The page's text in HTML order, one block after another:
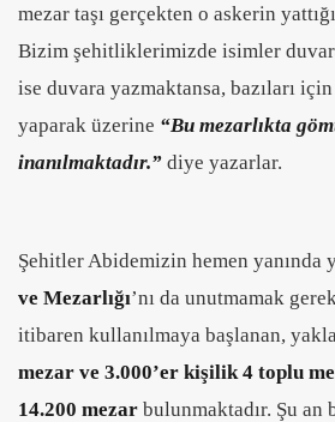
mezar taşı gerçekten o askerin
Bizim şehitliklerimizde isimler
ise duvara yazmaktansa, bazıları
yaparak üzerine “Bu mezarlıkta
inanılmaktadır.” diye yazarlar.
Şehitler Abidemizin hemen yanında
ve Mezarlığı’nı da unutmamak
itibaren kullanılmaya başlanan,
mezar ve 3.000’er kişilik 4 toplu
14.200 mezar bulunmaktadır. Şu an